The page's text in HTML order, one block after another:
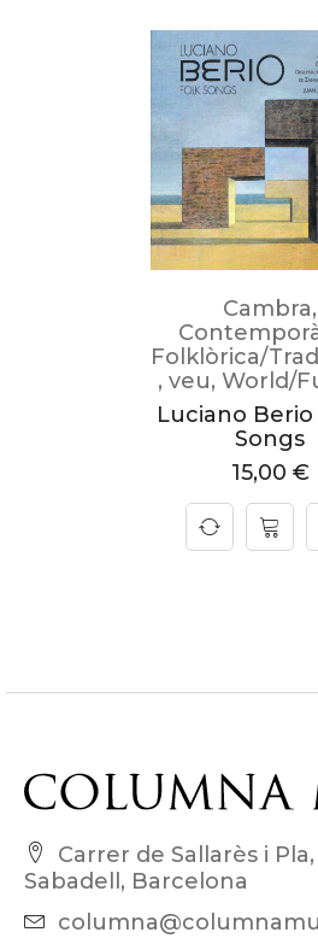
Cambra,
Folklòrica/
, veu, World/
Luciano Berio
Songs
15,00 €
Carrer de Sallarès i Pla,
Sabadell, Barcelona